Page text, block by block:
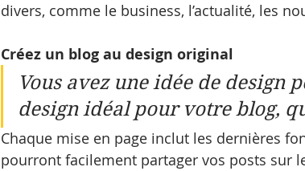
divers, comme le business, l’actualité, les
Créez un blog au design original
Vous avez une idée de design
design idéal pour votre blog,
Chaque mise en page inclut les dernières
pourront facilement partager vos posts sur